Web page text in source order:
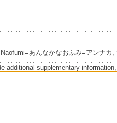
あんなかなおふみ=アンナカ,
additional supplementary